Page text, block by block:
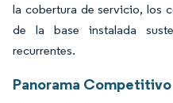
la cobertura de servicio, los
de la base instalada
recurrentes.
Panorama Competitivo